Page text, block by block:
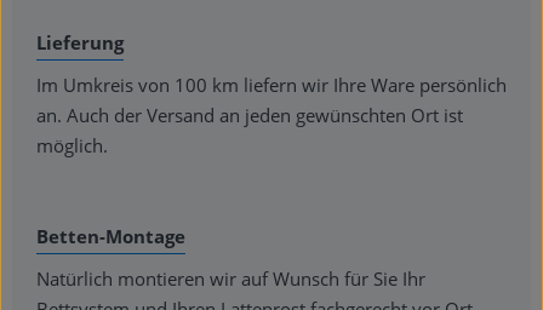
Lieferung
Im Umkreis von 100 km liefern wir Ihre Ware persönlich
an. Auch der Versand an jeden gewünschten Ort ist
möglich.
Betten-Montage
Natürlich montieren wir auf Wunsch für Sie Ihr